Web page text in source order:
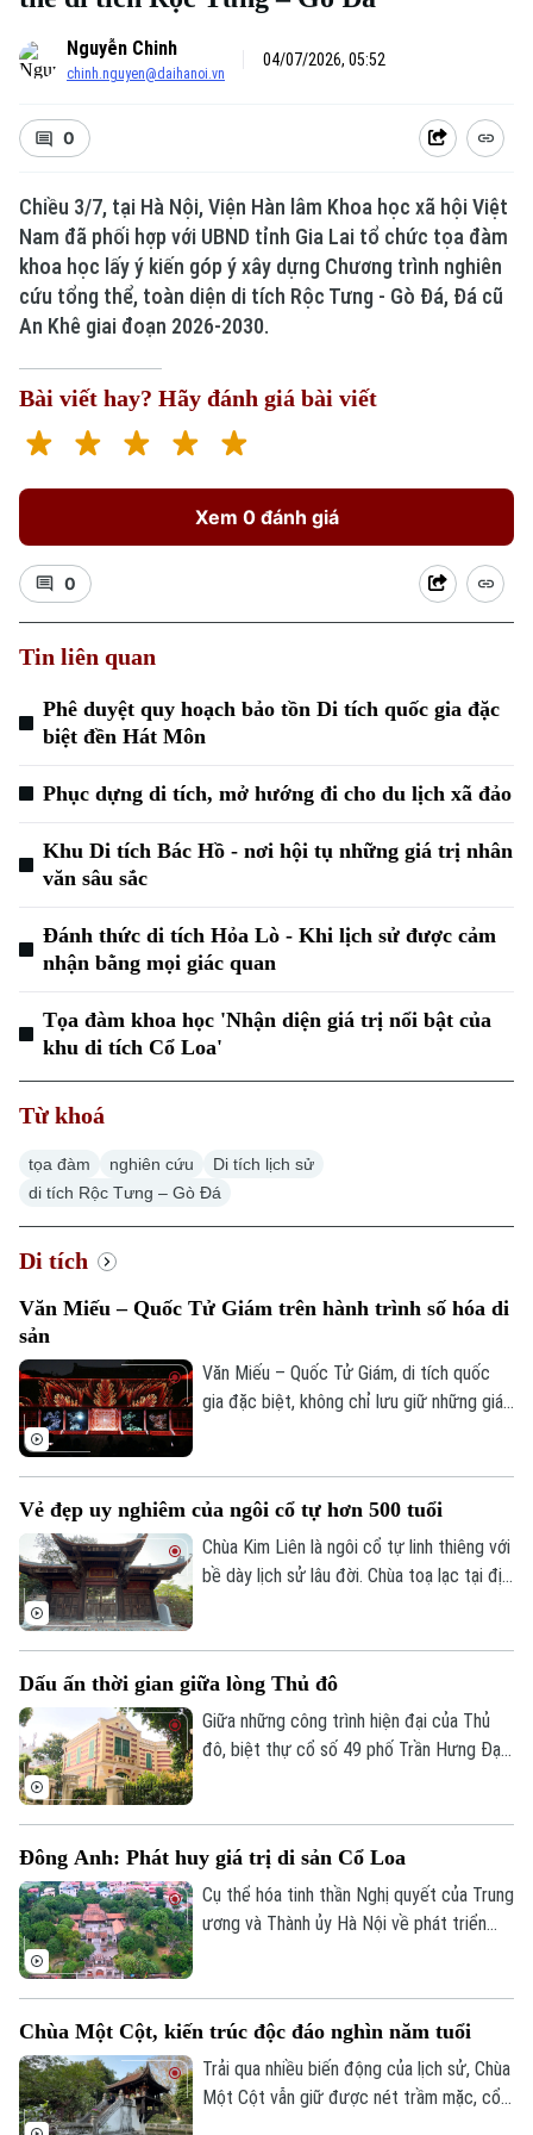
Xu hướng
Chuyên mục
Thời sự
Hà Nội
Chính trị
Xã hội
Hà Nội
Nhịp sống Hà Nội
Người Hà Nội
Thế giới
Nguyễn Chinh
chinh.nguyen@daihanoi.vn
04/07/2026, 05:52
0
Chiều 3/7, tại Hà Nội, Viện Hàn lâm Khoa học xã hội Việt
Nam đã phối hợp với UBND tỉnh Gia Lai tổ chức tọa đàm
khoa học lấy ý kiến góp ý xây dựng Chương trình nghiên
cứu tổng thể, toàn diện di tích Rộc Tưng - Gò Đá, Đá cũ
An Khê giai đoạn 2026-2030.
Bài viết hay? Hãy đánh giá bài viết
Xem 0 đánh giá
0
Tin liên quan
Phê duyệt quy hoạch bảo tồn Di tích quốc gia đặc
biệt đền Hát Môn
Phục dựng di tích, mở hướng đi cho du lịch xã đảo
Khu Di tích Bác Hồ - nơi hội tụ những giá trị nhân
văn sâu sắc
Đánh thức di tích Hỏa Lò - Khi lịch sử được cảm
nhận bằng mọi giác quan
Tọa đàm khoa học 'Nhận diện giá trị nổi bật của
khu di tích Cổ Loa'
Từ khoá
tọa đàm nghiên cứu
Di tích lịch sử
di tích Rộc Tưng – Gò Đá
Di tích
Văn Miếu – Quốc Tử Giám trên hành trình số hóa di
sản
Văn Miếu – Quốc Tử Giám, di tích quốc
gia đặc biệt, không chỉ lưu giữ những giá
di sản. Từ số hóa dữ liệu, xây dựng nền
tảng trải nghiệm đến ứng dụng công nghệ
tương tác cùng nhiều cách làm mới đang
Vẻ đẹp uy nghiêm của ngôi cổ tự hơn 500 tuổi
Chùa Kim Liên là ngôi cổ tự linh thiêng với
bề dày lịch sử lâu đời. Chùa toạ lạc tại địa
Dấu ấn thời gian giữa lòng Thủ đô
Giữa những công trình hiện đại của Thủ
đô, biệt thự cổ số 49 phố Trần Hưng Đạo
mang giá trị nghệ thuật kiến trúc mà còn
góp phần lưu giữ ký ức đô thị qua nhiều
thế hệ.
Đông Anh: Phát huy giá trị di sản Cổ Loa
Cụ thể hóa tinh thần Nghị quyết của Trung
ương và Thành ủy Hà Nội về phát triển
hóa lịch sử của Đông Anh nói riêng và Hà
Nội nói chung.
Chùa Một Cột, kiến trúc độc đáo nghìn năm tuổi
Trải qua nhiều biến động của lịch sử, Chùa
Một Cột vẫn giữ được nét trầm mặc, cổ